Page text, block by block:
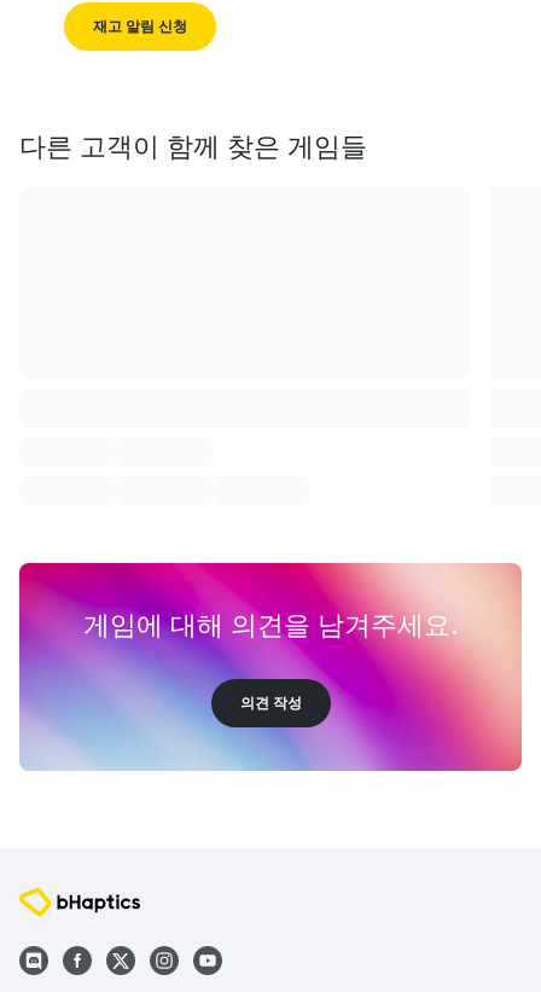
재고 알림 신청
다른 고객이 함께 찾은 게임들
게임에 대해 의견을 남겨주세요.
의견 작성